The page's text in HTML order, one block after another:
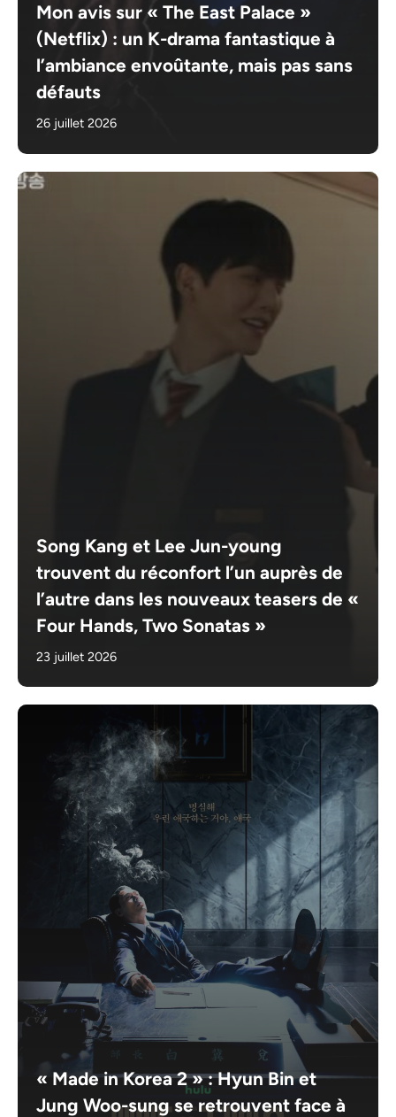
Mon avis sur « The East Palace »
(Netflix) : un K-drama fantastique à
l’ambiance envoûtante, mais pas sans
défauts
26 juillet 2026
Song Kang et Lee Jun-young
trouvent du réconfort l’un auprès de
l’autre dans les nouveaux teasers de «
Four Hands, Two Sonatas »
23 juillet 2026
« Made in Korea 2 » : Hyun Bin et
Jung Woo-sung se retrouvent face à